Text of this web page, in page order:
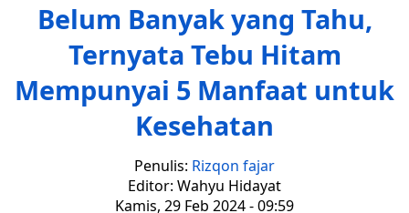
Belum Banyak yang Tahu,
Ternyata Tebu Hitam
Mempunyai 5 Manfaat untuk
Kesehatan
Penulis: Rizqon fajar
Editor: Wahyu Hidayat
Kamis, 29 Feb 2024 - 09:59